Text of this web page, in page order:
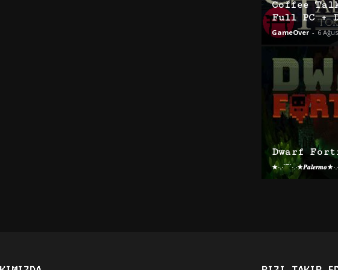
Coffee
Full PC +
GameOver - 6
Dwarf